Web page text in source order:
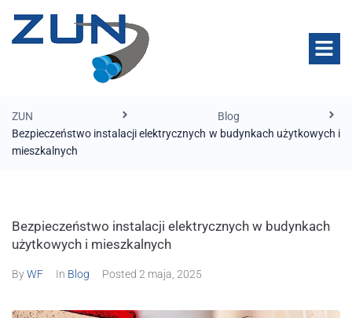
ZUN
Blog
Bezpieczeństwo instalacji elektrycznych w budynkach użytkowych i
mieszkalnych
Bezpieczeństwo instalacji elektrycznych w budynkach
użytkowych i mieszkalnych
ByWF In Blog Posted 2 maja, 2025